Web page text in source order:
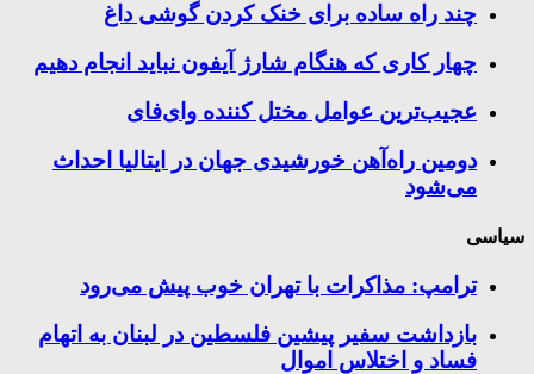
چند راه‌ ساده برای خنک کردن گوشی داغ
چهار کاری که هنگام شارژ آیفون نباید انجام دهیم
عجیب‌ترین عوامل مختل کننده وای‌فای
دومین راه‌آهن خورشیدی جهان در ایتالیا احداث
می‌شود
سیاسی
ترامپ: مذاکرات با تهران خوب پیش می‌رود
بازداشت سفیر پیشین فلسطین در لبنان به اتهام
فساد و اختلاس اموال